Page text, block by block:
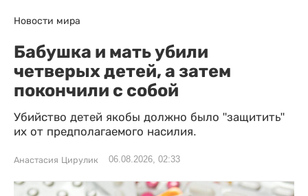
Новости мира
Бабушка и мать убили
четверых детей, а затем
покончили с собой
Убийство детей якобы должно было "защитить"
их от предполагаемого насилия.
Анастасия Цирулик 06.08.2026, 02:33